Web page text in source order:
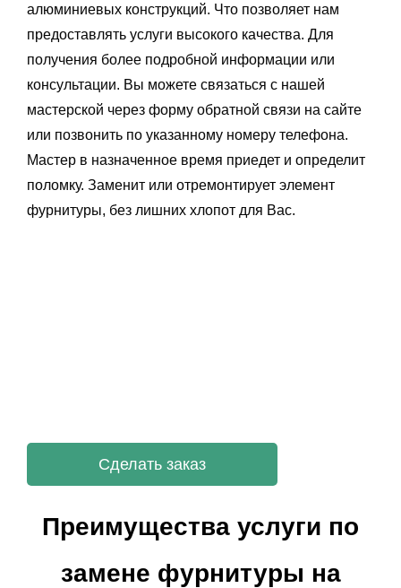
алюминиевых конструкций. Что позволяет нам
предоставлять услуги высокого качества. Для
получения более подробной информации или
консультации. Вы можете связаться с нашей
мастерской через форму обратной связи на сайте
или позвонить по указанному номеру телефона.
Мастер в назначенное время приедет и определит
поломку. Заменит или отремонтирует элемент
фурнитуры, без лишних хлопот для Вас.
Сделать заказ
Преимущества услуги по
замене фурнитуры на